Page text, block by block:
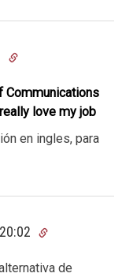
Communications
love my job
en ingles, para
de